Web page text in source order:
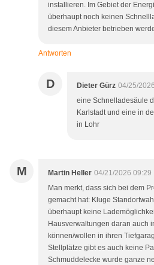
installieren. Im Gebiet der
überhaupt noch keinen
diesem Anbieter betrieben
Antworten
D Dieter Gürz 04/25/
eine Schnelladesäule
Karlstadt und eine in
in Lohr
M Martin Heller 04/21/2026 09:29
Man merkt, dass sich bei dem
gemacht hat: Kluge
überhaupt keine
Hausverwaltungen daran auch
können/wollen in ihren
Stellplätze gibt es auch keine
Schmuddelecke wurde ganze